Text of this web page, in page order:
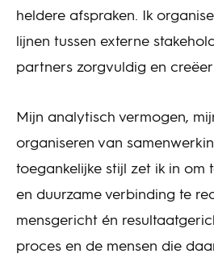
heldere afspraken. Ik
lijnen tussen externe
partners zorgvuldig en
Mijn analytisch vermogen,
organiseren van
toegankelijke stijl zet ik in om
en duurzame verbinding te
mensgericht én
proces en de mensen die